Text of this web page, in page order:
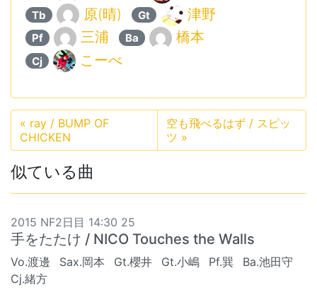
Tb 原(晴) Gt 津野
Pf 三浦 Ba 橋本
Cj こーべ
« ray / BUMP OF
CHICKEN
空も飛べるはず / スピッ
ツ »
似ている曲
2015 NF2日目 14:30 25
手をたたけ / NICO Touches the Walls
Vo.渡邊 Sax.岡本 Gt.櫻井 Gt.小嶋 Pf.巽
Ba.池田守
Cj.緒方